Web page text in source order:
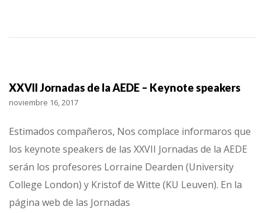
XXVII Jornadas de la AEDE – Keynote speakers
noviembre 16, 2017
Estimados compañeros, Nos complace informaros que
los keynote speakers de las XXVII Jornadas de la AEDE
serán los profesores Lorraine Dearden (University
College London) y Kristof de Witte (KU Leuven). En la
página web de las Jornadas